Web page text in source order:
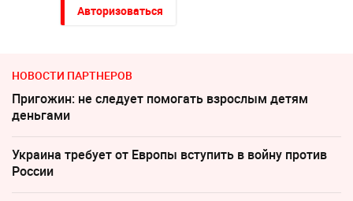
Авторизоваться
НОВОСТИ ПАРТНЕРОВ
Пригожин: не следует помогать взрослым детям
деньгами
Украина требует от Европы вступить в войну против
России